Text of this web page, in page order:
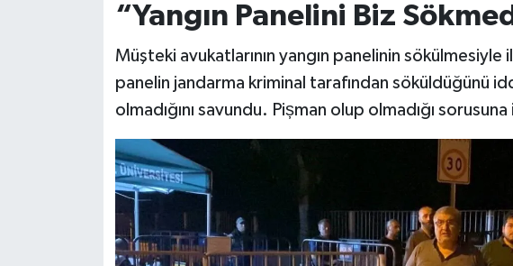
“Yangın Panelini Biz
Müşteki avukatlarının yangın panelinin sökülmesiyle
panelin jandarma kriminal tarafından söküldüğünü
olmadığını savundu. Pișman olup olmadığı